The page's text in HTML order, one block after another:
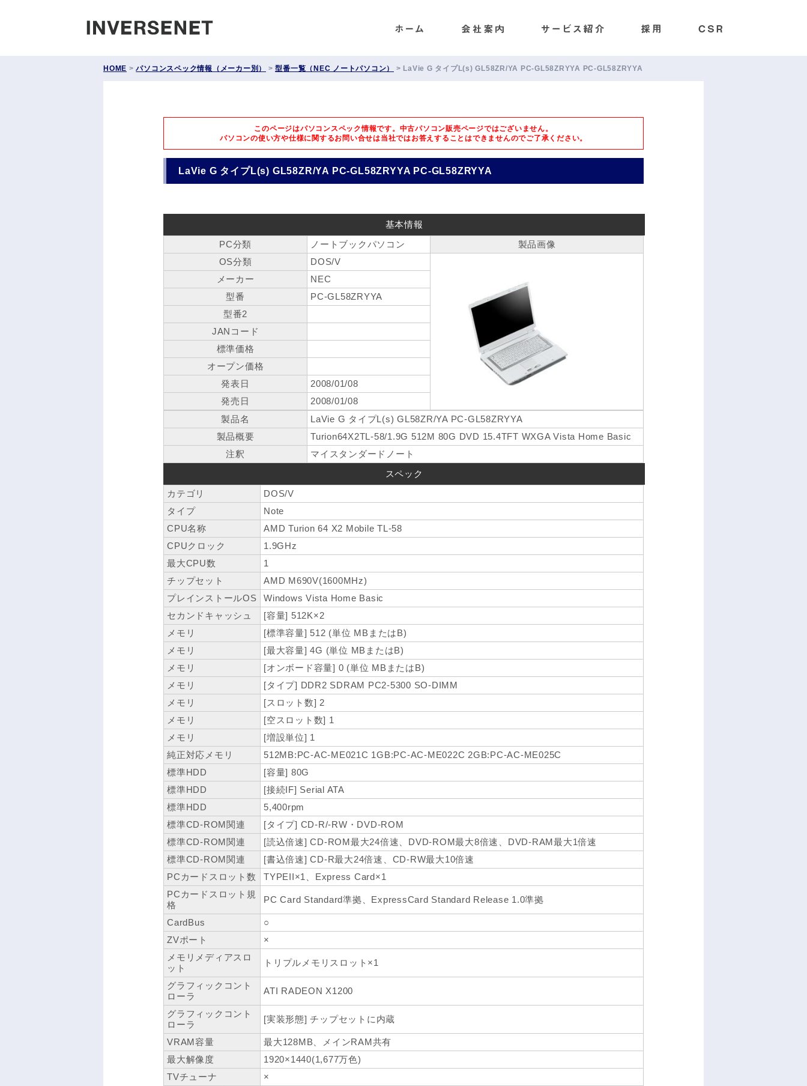
HOME >パソコンスペック情報（メーカー別） >型番一覧（NEC ノートパソコン） > LaVie G タイプL(s) GL58ZR/YA PC-GL58ZRYYA PC-GL58ZRYYA
このページはパソコンスペック情報です。中古パソコン販売ページではございません。
パソコンの使い方や仕様に関するお問い合せは当社ではお答えすることはできませんのでご了承ください。
LaVie G タイプL(s) GL58ZR/YA PC-GL58ZRYYA PC-GL58ZRYYA
基本情報
PC分類
ノートブックパソコン
製品画像
OS分類
DOS/V
メーカー
NEC
型番
PC-GL58ZRYYA
型番2
JANコード
標準価格
オープン価格
発表日
2008/01/08
発売日
2008/01/08
製品名
LaVie G タイプL(s) GL58ZR/YA PC-GL58ZRYYA
製品概要
Turion64X2TL-58/1.9G 512M 80G DVD 15.4TFT WXGA Vista Home Basic
注釈
マイスタンダードノート
スペック
カテゴリ
DOS/V
タイプ
Note
CPU名称
AMD Turion 64 X2 Mobile TL-58
CPUクロック
1.9GHz
最大CPU数
1
チップセット
AMD M690V(1600MHz)
プレインストールOS
Windows Vista Home Basic
セカンドキャッシュ
[容量] 512K×2
メモリ
[標準容量] 512 (単位 MBまたはB)
メモリ
[最大容量] 4G (単位 MBまたはB)
メモリ
[オンボード容量] 0 (単位 MBまたはB)
メモリ
[タイプ] DDR2 SDRAM PC2-5300 SO-DIMM
メモリ
[スロット数] 2
メモリ
[空スロット数] 1
メモリ
[増設単位] 1
純正対応メモリ
512MB:PC-AC-ME021C 1GB:PC-AC-ME022C 2GB:PC-AC-ME025C
標準HDD
[容量] 80G
標準HDD
[接続IF] Serial ATA
標準HDD
5,400rpm
標準CD-ROM関連
[タイプ] CD-R/-RW・DVD-ROM
標準CD-ROM関連
[読込倍速] CD-ROM最大24倍速、DVD-ROM最大8倍速、DVD-RAM最大1倍速
標準CD-ROM関連
[書込倍速] CD-R最大24倍速、CD-RW最大10倍速
PCカードスロット数
TYPEII×1、Express Card×1
PCカードスロット規
格
PC Card Standard準拠、ExpressCard Standard Release 1.0準拠
CardBus
○
ZVポート
×
メモリメディアスロ
ット
トリプルメモリスロット×1
グラフィックコント
ローラ
ATI RADEON X1200
グラフィックコント
ローラ
[実装形態] チップセットに内蔵
VRAM容量
最大128MB、メインRAM共有
最大解像度
1920×1440(1,677万色)
TVチューナ
×